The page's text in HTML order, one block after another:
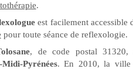
.
est facilement accessible
pour toute séance de reflexologie.
, de code postal 31320,
Pyrénées. En 2010, la ville